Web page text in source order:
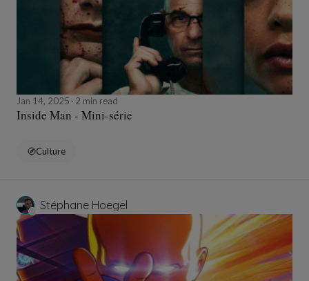
Jan 14, 2025 2 min read
Inside Man - Mini-série
Culture
Stéphane Hoegel